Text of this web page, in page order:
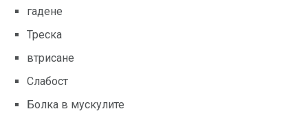
гадене
Треска
втрисане
Слабост
Болка в мускулите